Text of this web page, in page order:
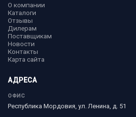
О компании
Каталоги
Отзывы
Дилерам
Поставщикам
Новости
Контакты
Карта сайта
АДРЕСА
ОФИС
Республика Мордовия, ул. Ленина, д. 51